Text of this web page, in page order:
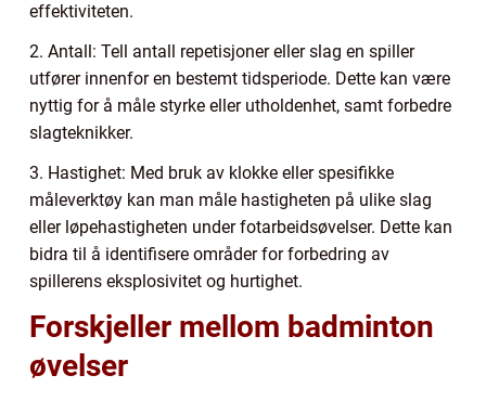
effektiviteten.
2. Antall: Tell antall repetisjoner eller slag en spiller
utfører innenfor en bestemt tidsperiode. Dette kan være
nyttig for å måle styrke eller utholdenhet, samt forbedre
slagteknikker.
3. Hastighet: Med bruk av klokke eller spesifikke
måleverktøy kan man måle hastigheten på ulike slag
eller løpehastigheten under fotarbeidsøvelser. Dette kan
bidra til å identifisere områder for forbedring av
spillerens eksplosivitet og hurtighet.
Forskjeller mellom badminton
øvelser